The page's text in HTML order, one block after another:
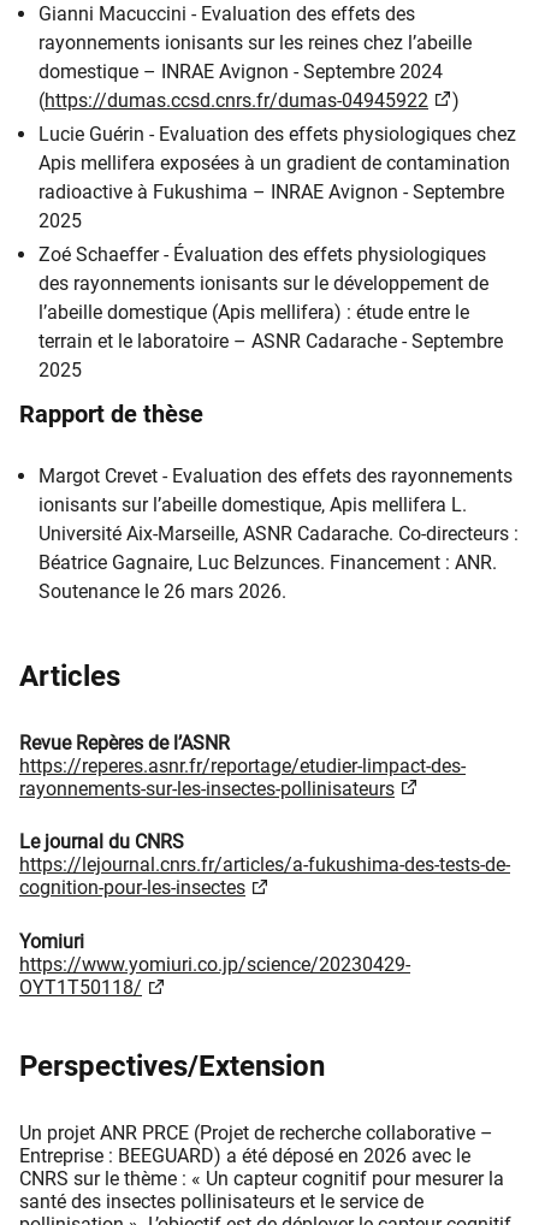
Gianni Macuccini - Evaluation des effets des
rayonnements ionisants sur les reines chez l’abeille
domestique – INRAE Avignon - Septembre 2024
(https://dumas.ccsd.cnrs.fr/dumas-04945922
)
Lucie Guérin - Evaluation des effets physiologiques chez
Apis mellifera exposées à un gradient de contamination
radioactive à Fukushima – INRAE Avignon - Septembre
2025
Zoé Schaeffer - Évaluation des effets physiologiques
des rayonnements ionisants sur le développement de
l’abeille domestique (Apis mellifera) : étude entre le
terrain et le laboratoire – ASNR Cadarache - Septembre
2025
Rapport de thèse
Margot Crevet - Evaluation des effets des rayonnements
ionisants sur l’abeille domestique, Apis mellifera L.
Université Aix-Marseille, ASNR Cadarache. Co-directeurs :
Béatrice Gagnaire, Luc Belzunces. Financement : ANR.
Soutenance le 26 mars 2026.
Articles
Revue Repères de l’ASNR
https://reperes.asnr.fr/reportage/etudier-limpact-des-
rayonnements-sur-les-insectes-pollinisateurs
Le journal du CNRS
https://lejournal.cnrs.fr/articles/a-fukushima-des-tests-de-
cognition-pour-les-insectes
Yomiuri
https://www.yomiuri.co.jp/science/20230429-
OYT1T50118/
Perspectives/Extension
Un projet ANR PRCE (Projet de recherche collaborative –
Entreprise : BEEGUARD) a été déposé en 2026 avec le
CNRS sur le thème : « Un capteur cognitif pour mesurer la
santé des insectes pollinisateurs et le service de